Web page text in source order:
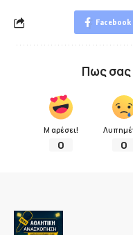
Facebook
Πως σας
Μ αρέσει!
0 0